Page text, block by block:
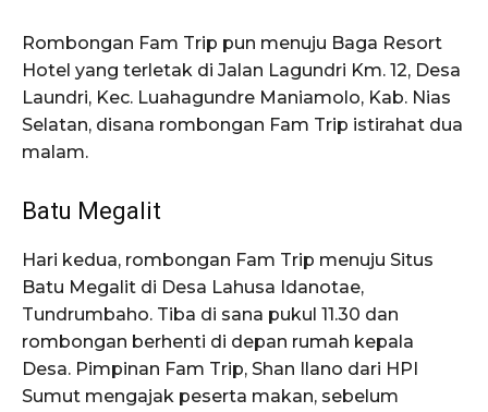
Rombongan Fam Trip pun menuju Baga Resort
Hotel yang terletak di Jalan Lagundri Km. 12, Desa
Laundri, Kec. Luahagundre Maniamolo, Kab. Nias
Selatan, disana rombongan Fam Trip istirahat dua
malam.
Batu Megalit
Hari kedua, rombongan Fam Trip menuju Situs
Batu Megalit di Desa Lahusa Idanotae,
Tundrumbaho. Tiba di sana pukul 11.30 dan
rombongan berhenti di depan rumah kepala
Desa. Pimpinan Fam Trip, Shan Ilano dari HPI
Sumut mengajak peserta makan, sebelum